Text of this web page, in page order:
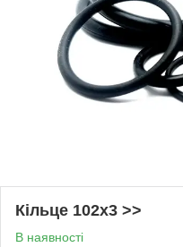
Кільце 102х3 >>
В наявності